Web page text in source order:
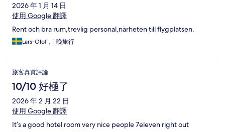
2026 年 1 月 14 日
使用 Google 翻譯
Rent och bra rum,trevlig personal,närheten till flygplatsen.
Lars-Olof，1 晚旅行
旅客真實評論
10/10 好極了
2026 年 2 月 22 日
使用 Google 翻譯
It’s a good hotel room very nice people 7eleven right out